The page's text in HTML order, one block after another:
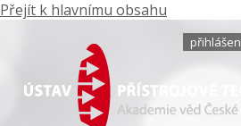
Přejít k hlavnímu obsahu